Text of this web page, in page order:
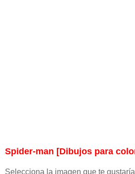
Spider-man [Dibujos para
Selecciona la imagen que te